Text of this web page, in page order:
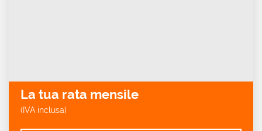
La tua rata mensile
(IVA inclusa)